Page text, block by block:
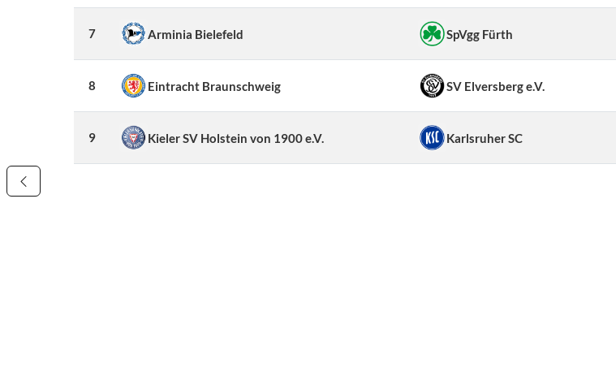
7 Arminia Bielefeld SpVgg Fürth
8 Eintracht Braunschweig SV Elversberg e.V.
9 Kieler SV Holstein von 1900 e.V. Karlsruher SC